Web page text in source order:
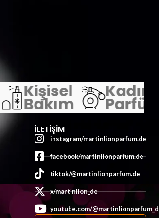
Kişisel
Bakım
Kadın
İLETIŞIM
instagram/martinlionparfum.de
facebook/martinlionparfum.de
tiktok/@martinlionparfum.de
x/martinlion_de
youtube.com/